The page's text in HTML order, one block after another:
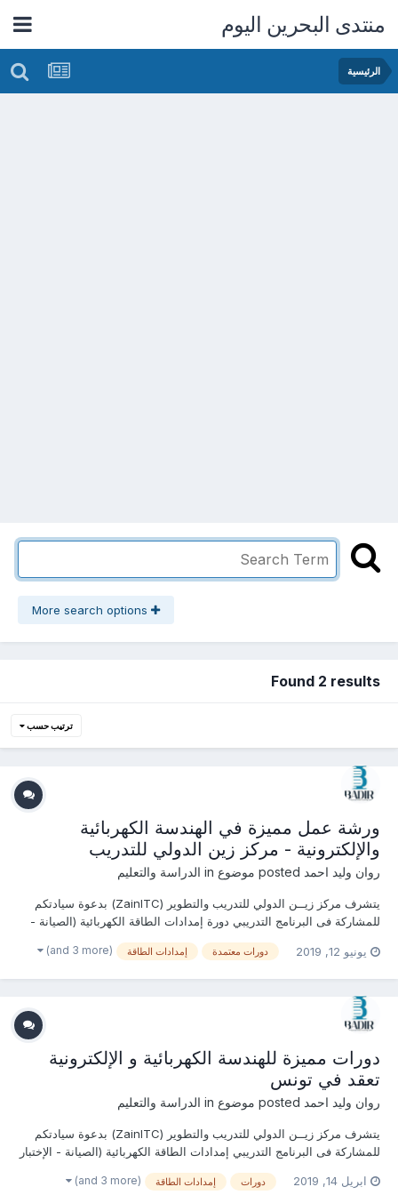
منتدى البحرين اليوم
الرئيسية
Found 2 results
ترتيب حسب
ورشة عمل مميزة في الهندسة الكهربائية
والإلكترونية - مركز زين الدولي للتدريب
روان وليد احمد الدراسة والتعليم
يتشرف مركز زيــن الدولي للتدريب والتطوير (ZainITC) بدعوة سيادتكم
للمشاركة فى البرنامج التدريبي دورة إمدادات الطاقة الكهربائية (الصيانة -
خلال التواصل معنا ... منسقة التدريب : روان وليد جوال / واتساب / ڨايب...
يونيو 12, 2019 دورات معتمدة إمدادات الطاقة (and 3 more)
دورات مميزة للهندسة الكهربائية و الإلكترونية
تعقد في تونس
روان وليد احمد الدراسة والتعليم
يتشرف مركز زيــن الدولي للتدريب والتطوير (ZainITC) بدعوة سيادتكم
للمشاركة فى البرنامج التدريبي إمدادات الطاقة الكهربائية (الصيانة - الإختبار
التواصل معنا ... منسقة التدريب : روان وليد جوال / واتساب / ڨاي...
ابريل 14, 2019 دورات إمدادات الطاقة (and 3 more)